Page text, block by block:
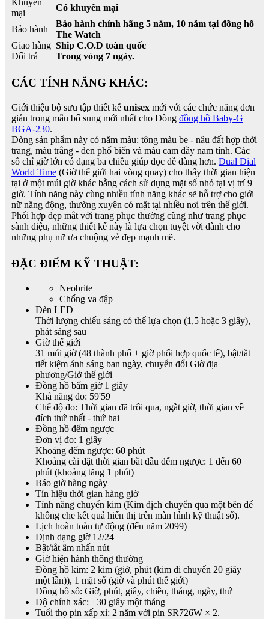
Khuyến
mại
Có khuyến mại
Bảo hành
Bảo hành chính hãng 5 năm, 10 năm tại đồng hồ
The Watch
Giao hàng Ship C.O.D toàn quốc
Đổi trả
Trong vòng 7 ngày.
CÁC TÍNH NĂNG KHÁC:
Giới thiệu bộ sưu tập thiết kế unisex mới với các chức năng đơn
giản trong mẫu bổ sung mới nhất cho Dòng đồng hồ Baby-G
BGA-230.
Dòng sản phẩm này có năm màu: tông màu be - nâu đất hợp thời
trang, màu trắng - đen phổ biến và màu cam đầy nam tính. Các
số chỉ giờ lớn có dạng ba chiều giúp đọc dễ dàng hơn. Dual Dial
World Time (Giờ thế giới hai vòng quay) cho thấy thời gian hiện
tại ở một múi giờ khác bằng cách sử dụng mặt số nhỏ tại vị trí 9
giờ. Tính năng này cùng nhiều tính năng khác sẽ hỗ trợ cho giới
nữ năng động, thường xuyên có mặt tại nhiều nơi trên thế giới.
Phối hợp đẹp mắt với trang phục thường cũng như trang phục
sành điệu, những thiết kế này là lựa chọn tuyệt vời dành cho
những phụ nữ ưa chuộng vẻ đẹp mạnh mẽ.
ĐẶC ĐIỂM KỸ THUẬT:
Neobrite
Chống va đập
Đèn LED
Thời lượng chiếu sáng có thể lựa chọn (1,5 hoặc 3 giây),
phát sáng sau
Giờ thế giới
31 múi giờ (48 thành phố + giờ phối hợp quốc tế), bật/tắt
tiết kiệm ánh sáng ban ngày, chuyển đổi Giờ địa
phương/Giờ thế giới
Đồng hồ bấm giờ 1 giây
Khả năng đo: 59'59
Chế độ đo: Thời gian đã trôi qua, ngắt giờ, thời gian về
đích thứ nhất - thứ hai
Đồng hồ đếm ngược
Đơn vị đo: 1 giây
Khoảng đếm ngược: 60 phút
Khoảng cài đặt thời gian bắt đầu đếm ngược: 1 đến 60
phút (khoảng tăng 1 phút)
Báo giờ hàng ngày
Tín hiệu thời gian hàng giờ
Tính năng chuyển kim (Kim dịch chuyển qua một bên để
không che kết quả hiển thị trên màn hình kỹ thuật số).
Lịch hoàn toàn tự động (đến năm 2099)
Định dạng giờ 12/24
Bật/tắt âm nhấn nút
Giờ hiện hành thông thường
Đồng hồ kim: 2 kim (giờ, phút (kim di chuyển 20 giây
một lần)), 1 mặt số (giờ và phút thế giới)
Đồng hồ số: Giờ, phút, giây, chiều, tháng, ngày, thứ
Độ chính xác: ±30 giây một tháng
Tuổi thọ pin xấp xỉ: 2 năm với pin SR726W × 2.